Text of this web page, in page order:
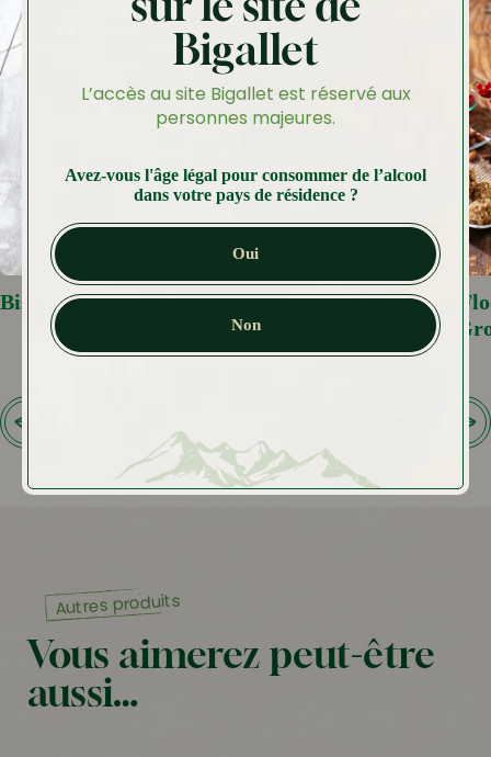
Bigallet
L’accès au site Bigallet est réservé aux
personnes majeures.
Avez-vous l'âge légal pour consommer de l’alcool
dans votre pays de résidence ?
Oui
Non
Biscuit Lunette à la Groseille
Biscuits aux
Amandes et
Autres produits
Vous aimerez peut-être
aussi…